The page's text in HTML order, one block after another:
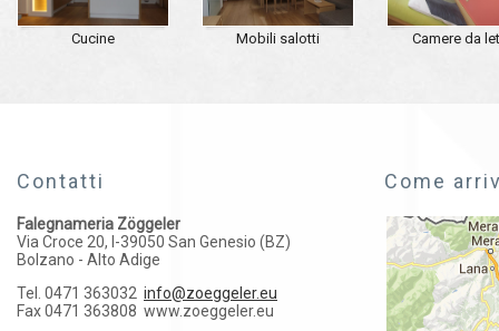
Cucine Mobili salotti Camere da
Contatti
Falegnameria Zöggeler
Via Croce 20, I-39050 San Genesio (BZ)
Bolzano - Alto Adige
Tel. 0471 363032 info@zoeggeler.eu
Fax 0471 363808 www.zoeggeler.eu
Come